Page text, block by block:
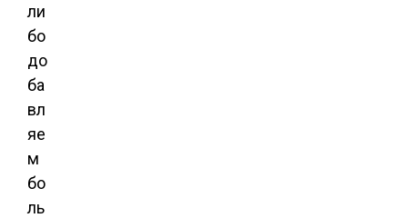
ли
бо
до
ба
вл
яе
м
бо
ль